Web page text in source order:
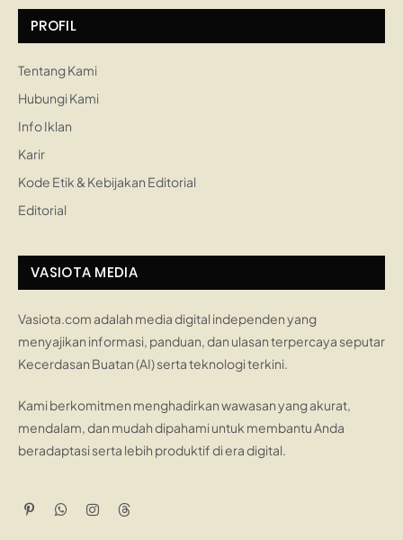
PROFIL
Tentang Kami
Hubungi Kami
Info Iklan
Karir
Kode Etik & Kebijakan Editorial
Editorial
VASIOTA MEDIA
Vasiota.com adalah media digital independen yang
menyajikan informasi, panduan, dan ulasan terpercaya seputar
Kecerdasan Buatan (AI) serta teknologi terkini.
Kami berkomitmen menghadirkan wawasan yang akurat,
mendalam, dan mudah dipahami untuk membantu Anda
beradaptasi serta lebih produktif di era digital.
PinterestWhatsApp
InstagramThreads